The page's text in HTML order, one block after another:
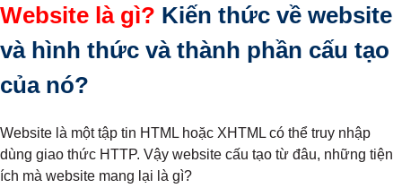
Website là gì? Kiến thức về website
và hình thức và thành phần cấu tạo
của nó?
Website là một tập tin HTML hoặc XHTML có thể truy nhập
dùng giao thức HTTP. Vậy website cấu tạo từ đâu, những tiện
ích mà website mang lại là gì?